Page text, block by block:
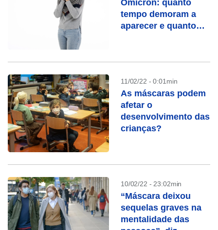
Ômicron: quanto
tempo demoram a
aparecer e quanto
11/02/22 - 0:01min
As máscaras podem
afetar o
desenvolvimento das
crianças?
10/02/22 - 23:02min
“Máscara deixou
sequelas graves na
mentalidade das